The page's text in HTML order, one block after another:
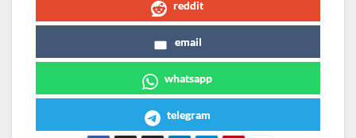
reddit
email
whatsapp
telegram